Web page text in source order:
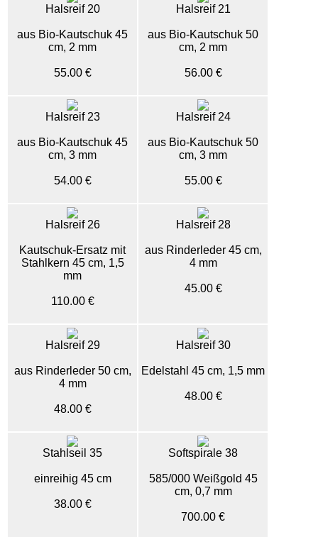
Halsreif 20
aus Bio-Kautschuk 45
cm, 2 mm
55.00 €
Halsreif 21
aus Bio-Kautschuk 50
cm, 2 mm
56.00 €
Halsreif 23
aus Bio-Kautschuk 45
cm, 3 mm
54.00 €
Halsreif 24
aus Bio-Kautschuk 50
cm, 3 mm
55.00 €
Halsreif 26
Kautschuk-Ersatz mit
Stahlkern 45 cm, 1,5
mm
110.00 €
Halsreif 28
aus Rinderleder 45 cm,
4 mm
45.00 €
Halsreif 29
aus Rinderleder 50 cm,
4 mm
48.00 €
Halsreif 30
Edelstahl 45 cm, 1,5 mm
48.00 €
Stahlseil 35
einreihig 45 cm
38.00 €
Softspirale 38
585/000 Weißgold 45
cm, 0,7 mm
700.00 €